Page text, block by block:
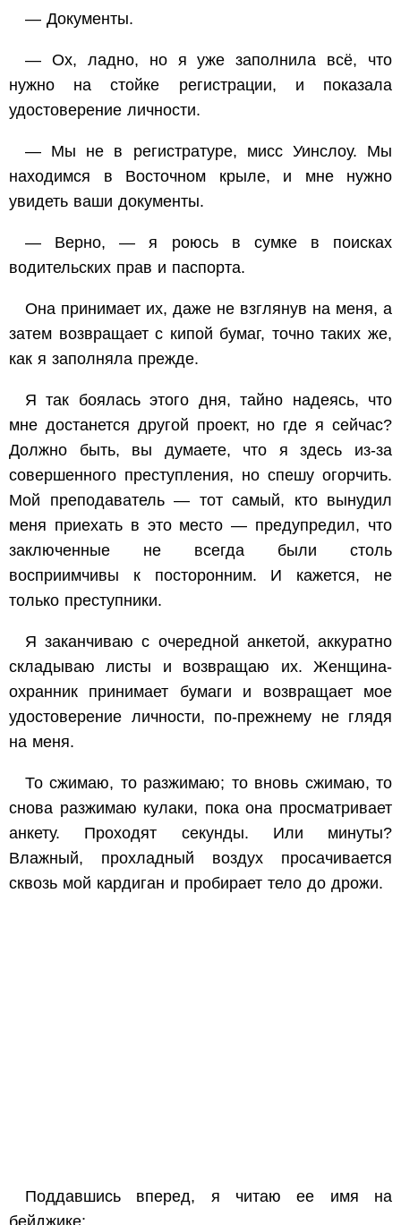
— Документы.
— Ох, ладно, но я уже заполнила всё, что
нужно на стойке регистрации, и показала
удостоверение личности.
— Мы не в регистратуре, мисс Уинслоу. Мы
находимся в Восточном крыле, и мне нужно
увидеть ваши документы.
— Верно, — я роюсь в сумке в поисках
водительских прав и паспорта.
Она принимает их, даже не взглянув на меня, а
затем возвращает с кипой бумаг, точно таких же,
как я заполняла прежде.
Я так боялась этого дня, тайно надеясь, что
мне достанется другой проект, но где я сейчас?
Должно быть, вы думаете, что я здесь из-за
совершенного преступления, но спешу огорчить.
Мой преподаватель — тот самый, кто вынудил
меня приехать в это место — предупредил, что
заключенные не всегда были столь
восприимчивы к посторонним. И кажется, не
только преступники.
Я заканчиваю с очередной анкетой, аккуратно
складываю листы и возвращаю их. Женщина-
охранник принимает бумаги и возвращает мое
удостоверение личности, по-прежнему не глядя
на меня.
То сжимаю, то разжимаю; то вновь сжимаю, то
снова разжимаю кулаки, пока она просматривает
анкету. Проходят секунды. Или минуты?
Влажный, прохладный воздух просачивается
сквозь мой кардиган и пробирает тело до дрожи.
Поддавшись вперед, я читаю ее имя на